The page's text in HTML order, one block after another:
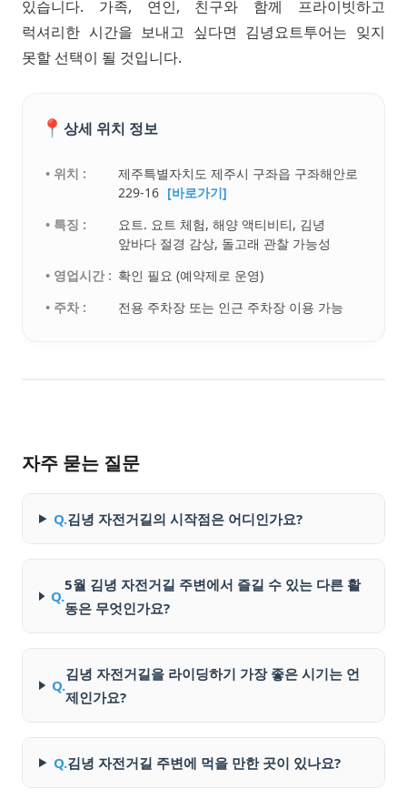
있습니다. 가족, 연인, 친구와 함께 프라이빗하고
럭셔리한 시간을 보내고 싶다면 김녕요트투어는 잊지
못할 선택이 될 것입니다.
📍 상세 위치 정보
• 위치 :
제주특별자치도 제주시 구좌읍 구좌해안로
229-16 [바로가기]
• 특징 :
요트. 요트 체험, 해양 액티비티, 김녕
앞바다 절경 감상, 돌고래 관찰 가능성
• 영업시간 : 확인 필요 (예약제로 운영)
• 주차 :
전용 주차장 또는 인근 주차장 이용 가능
자주 묻는 질문
Q.김녕 자전거길의 시작점은 어디인가요?
Q.
5월 김녕 자전거길 주변에서 즐길 수 있는 다른 활
동은 무엇인가요?
Q.
김녕 자전거길을 라이딩하기 가장 좋은 시기는 언
제인가요?
Q.김녕 자전거길 주변에 먹을 만한 곳이 있나요?